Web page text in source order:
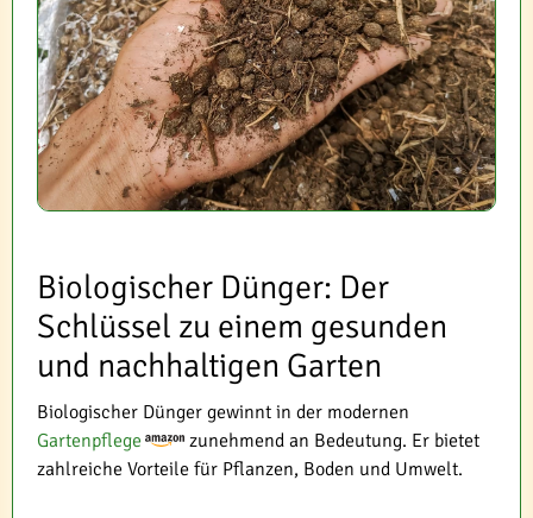
Biologischer Dünger: Der
Schlüssel zu einem gesunden
und nachhaltigen Garten
Biologischer Dünger gewinnt in der modernen
Gartenpflege
zunehmend an Bedeutung. Er bietet
zahlreiche Vorteile für Pflanzen, Boden und Umwelt.